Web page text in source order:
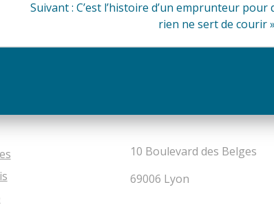
Suivant : Article
C’est l’histoire d’un emprunteur pour
rien ne sert de courir
10 Boulevard des Belges
69006 Lyon